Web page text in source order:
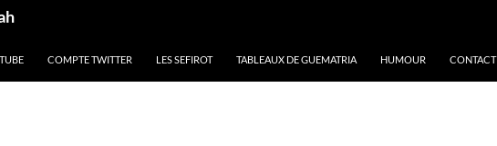
COMPTE TWITTER LES SEFIROT TABLEAUX DE GUEMATRIA HUMOUR CONTACT